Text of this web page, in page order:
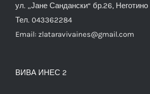
ул. „Јане Сандански“ бр.26, Неготино
Тел. 043362284
Email: zlataravivaines@gmail.com
ВИВА ИНЕС 2